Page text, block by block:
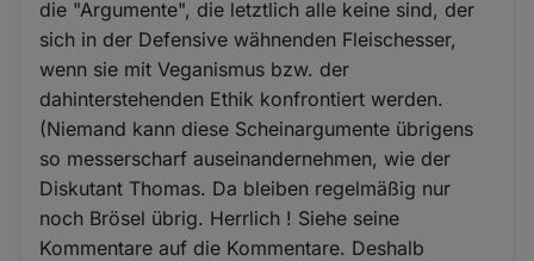
die "Argumente", die letztlich alle keine sind, der
sich in der Defensive wähnenden Fleischesser,
wenn sie mit Veganismus bzw. der
dahinterstehenden Ethik konfrontiert werden.
(Niemand kann diese Scheinargumente übrigens
so messerscharf auseinandernehmen, wie der
Diskutant Thomas. Da bleiben regelmäßig nur
noch Brösel übrig. Herrlich ! Siehe seine
Kommentare auf die Kommentare. Deshalb